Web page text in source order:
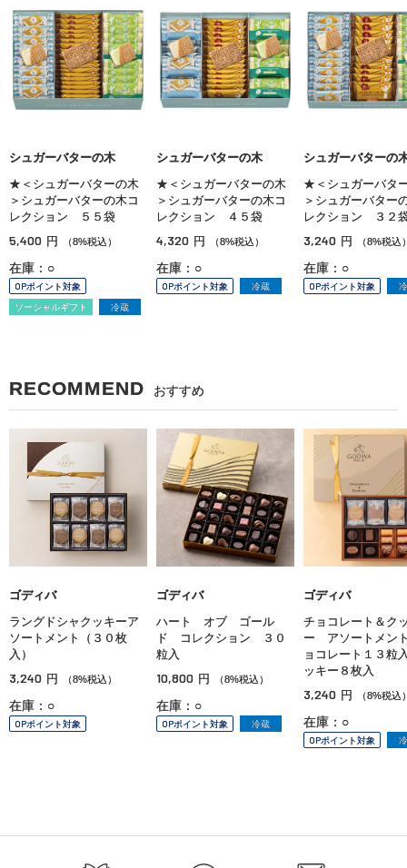
シュガーバターの木
★＜シュガーバターの木
＞シュガーバターの木コ
レクション ５５袋
5,400 円 （8%税込）
在庫：○
OPポイント対象
ソーシャルギフト
冷蔵
シュガーバターの木
★＜シュガーバターの木
＞シュガーバターの木コ
レクション ４５袋
4,320 円 （8%税込）
在庫：○
OPポイント対象 冷蔵
シュガーバターの
★＜シュガーバタ
＞シュガーバター
レクション ３２
3,240 円 （8%税込
在庫：○
OPポイント対象
RECOMMEND おすすめ
ゴディバ
ラングドシャクッキーア
ソートメント（３０枚
入）
3,240 円 （8%税込）
在庫：○
OPポイント対象
ゴディバ
ハート オブ ゴール
ド コレクション ３０
粒入
10,800 円 （8%税込）
在庫：○
OPポイント対象 冷蔵
ゴディバ
チョコレート＆ク
ー アソートメン
ョコレート１３粒
ッキー８枚入
3,240 円 （8%税込
在庫：○
OPポイント対象